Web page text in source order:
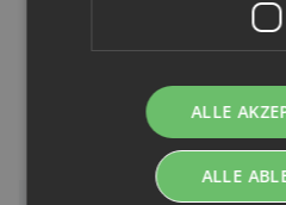
Ideal für Haushalte mit
ALLE
ALLE